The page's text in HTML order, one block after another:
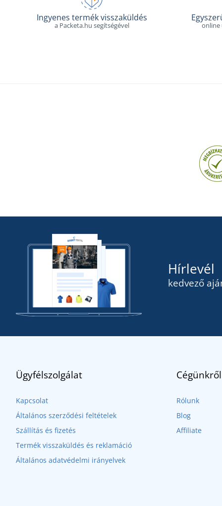
Ingyenes termék visszaküldés
a Packeta.hu segítségével online
Hírlevél
kedvező
Ügyfélszolgálat
Kapcsolat
Általános szerződési feltételek
Szállítás és fizetés
Termék visszaküldés és reklamáció
Általános adatvédelmi irányelvek
Cégünkről
Rólunk
Blog
Affiliate